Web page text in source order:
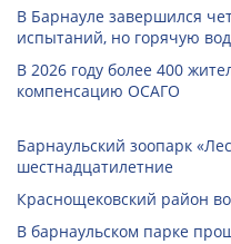
В Барнауле завершился
испытаний, но горячую
В 2026 году более 400
компенсацию ОСАГО
Барнаульский зоопарк
шестнадцатилетние
Краснощековский район
В барнаульском парке